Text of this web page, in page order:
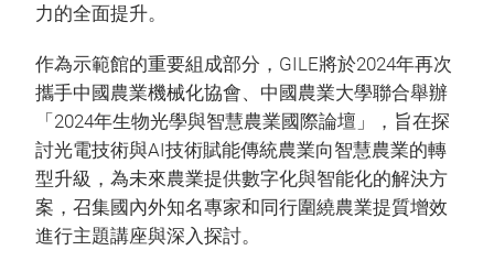
力的全面提升。
作為示範館的重要組成部分，GILE將於2024年再次
攜手中國農業機械化協會、中國農業大學聯合舉辦
「2024年生物光學與智慧農業國際論壇」，旨在探
討光電技術與AI技術賦能傳統農業向智慧農業的轉
型升級，為未來農業提供數字化與智能化的解決方
案，召集國內外知名專家和同行圍繞農業提質增效
進行主題講座與深入探討。